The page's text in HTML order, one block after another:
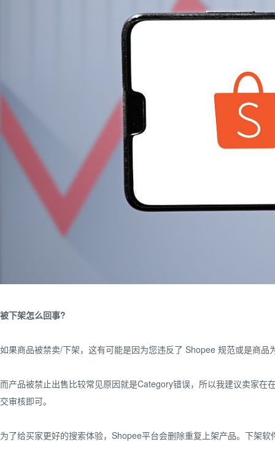
被下架怎么回事?
如果商品被禁卖/下架，这有可能是因为您违反了 Shopee 规范或是商品
而产品被禁止出售比较常见原因就是Category错误，所以我建议卖家
交审核即可。
为了给买家更好的搜索体验，Shopee平台会删除重复上架产品。下架